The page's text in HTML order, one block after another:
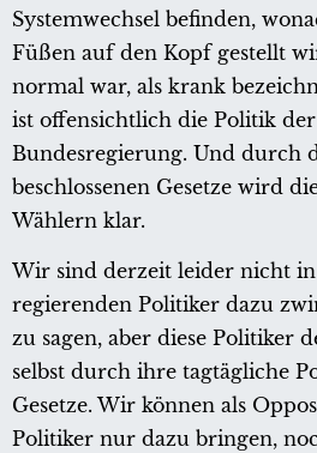
Systemwechsel befinden,
Füßen auf den Kopf gestellt
normal war, als krank
ist offensichtlich die Politik
Bundesregierung. Und durch
beschlossenen Gesetze wird
Wählern klar.
Wir sind derzeit leider nicht
regierenden Politiker dazu
zu sagen, aber diese Politiker
selbst durch ihre tagtägliche
Gesetze. Wir können als
Politiker nur dazu bringen,